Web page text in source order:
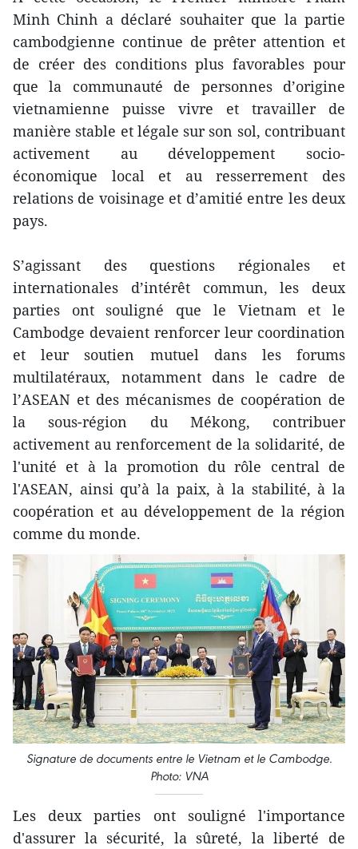
Minh Chinh a déclaré souhaiter que la partie
cambodgienne continue de prêter attention et
de créer des conditions plus favorables pour
que la communauté de personnes d’origine
vietnamienne puisse vivre et travailler de
manière stable et légale sur son sol, contribuant
activement au développement socio-
économique local et au resserrement des
relations de voisinage et d’amitié entre les deux
pays.
S’agissant des questions régionales et
internationales d’intérêt commun, les deux
parties ont souligné que le Vietnam et le
Cambodge devaient renforcer leur coordination
et leur soutien mutuel dans les forums
multilatéraux, notamment dans le cadre de
l’ASEAN et des mécanismes de coopération de
la sous-région du Mékong, contribuer
activement au renforcement de la solidarité, de
l'unité et à la promotion du rôle central de
l'ASEAN, ainsi qu’à la paix, à la stabilité, à la
coopération et au développement de la région
comme du monde.
Signature de documents entre le Vietnam et le Cambodge.
Photo: VNA
Les deux parties ont souligné l'importance
d'assurer la sécurité, la sûreté, la liberté de